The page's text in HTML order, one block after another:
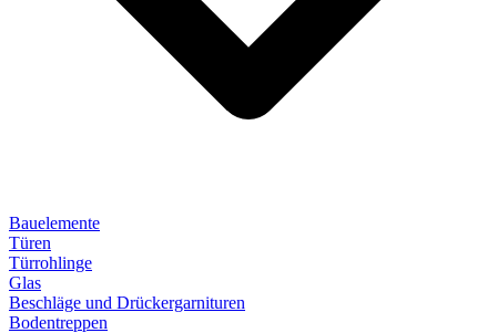
Bauelemente
Türen
Türrohlinge
Glas
Beschläge und Drückergarnituren
Bodentreppen